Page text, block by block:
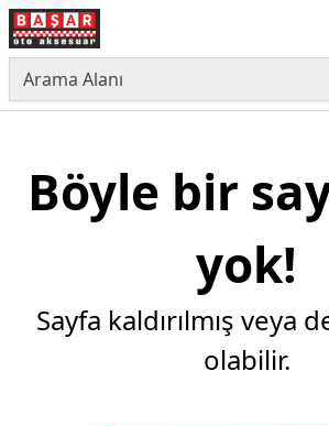
Böyle bir
yok!
Sayfa kaldırılmış veya
olabilir.